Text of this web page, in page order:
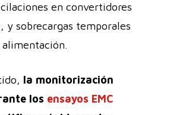
en convertidores
y sobrecargas temporales
la monitorización
los ensayos EMC